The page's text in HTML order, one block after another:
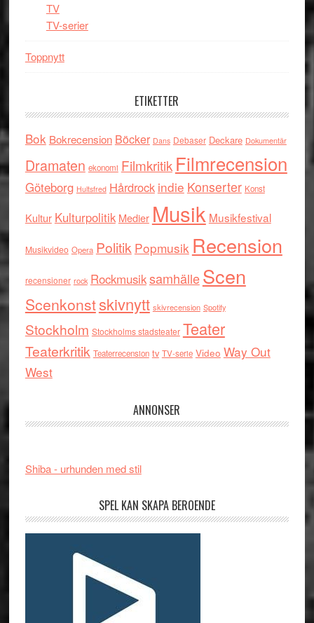
TV
TV-serier
Toppnytt
ETIKETTER
Bok Bokrecension Böcker Dans Debaser Deckare Dokumentär
Dramaten ekonomi Filmkritik Filmrecension
Göteborg Hultsfred Hårdrock indie Konserter Konst
Kultur Kulturpolitik Medier Musik Musikfestival
Musikvideo Opera Politik Popmusik Recension
recensioner rock RockmusiksamhälleScen
Scenkonstskivnytt skivrecension Spotify
Stockholm Stockholms stadsteater Teater
Teaterkritik Teaterrecension tv TV-serie Video Way Out
West
ANNONSER
Shiba - urhunden med stil
SPEL KAN SKAPA BEROENDE